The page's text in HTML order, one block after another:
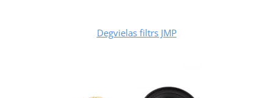
Degvielas filtrs JMP